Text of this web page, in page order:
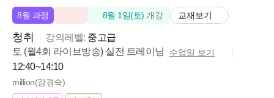
8월 과정 8월 1일(토) 개강 교재보기
청취 강의레벨: 중고급
토 (월4회 라이브방송) 실전 트레이닝
수업일 보기
12:40~14:10
million(강경숙)